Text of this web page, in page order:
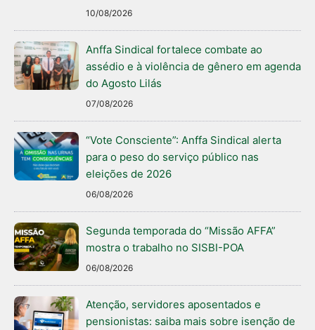
10/08/2026
Anffa Sindical fortalece combate ao
assédio e à violência de gênero em agenda
do Agosto Lilás
07/08/2026
“Vote Consciente”: Anffa Sindical alerta
para o peso do serviço público nas
eleições de 2026
06/08/2026
Segunda temporada do “Missão AFFA”
mostra o trabalho no SISBI-POA
06/08/2026
Atenção, servidores aposentados e
pensionistas: saiba mais sobre isenção de